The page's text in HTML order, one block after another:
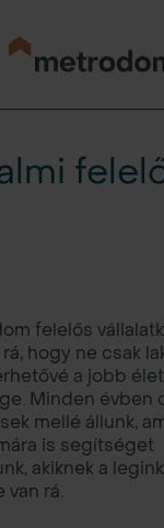
felelős
hogy ne csak
a jobb élet
Minden évben
mellé állunk,
is segítséget
akiknek a
van rá.